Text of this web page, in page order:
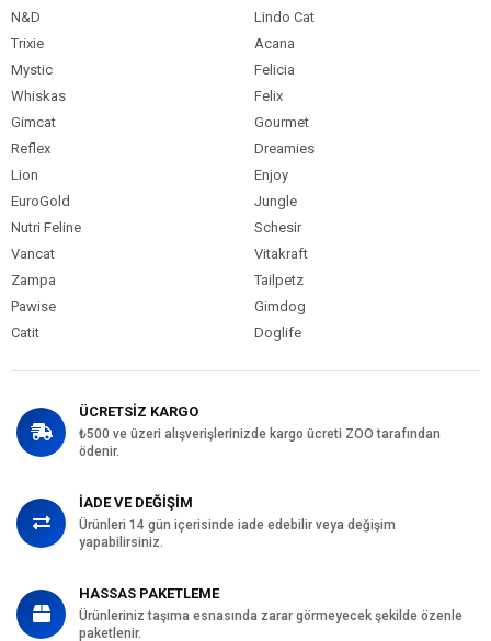
N&D
Lindo Cat
Trixie
Acana
Mystic
Felicia
Whiskas
Felix
Gimcat
Gourmet
Reflex
Dreamies
Lion
Enjoy
EuroGold
Jungle
Nutri Feline
Schesir
Vancat
Vitakraft
Zampa
Tailpetz
Pawise
Gimdog
Catit
Doglife
ÜCRETSİZ KARGO
₺500 ve üzeri alışverişlerinizde kargo ücreti ZOO tarafından
ödenir.
İADE VE DEĞİŞİM
Ürünleri 14 gün içerisinde iade edebilir veya değişim
yapabilirsiniz.
HASSAS PAKETLEME
Ürünleriniz taşıma esnasında zarar görmeyecek şekilde özenle
paketlenir.